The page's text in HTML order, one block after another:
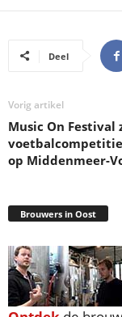
Deel
Vorig artikel
Music On Festival
op Middenmeer-
Brouwers in Oost